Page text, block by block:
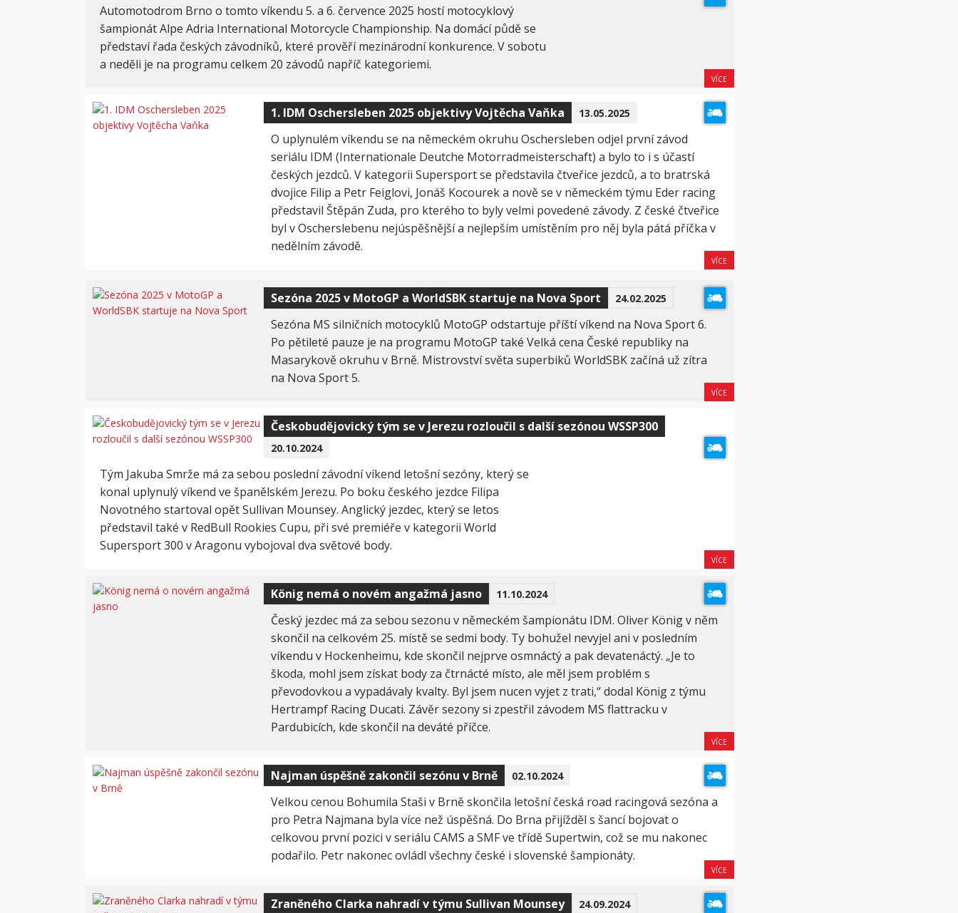
Automotodrom Brno o tomto víkendu 5. a 6. července 2025 hostí motocyklový
šampionát Alpe Adria International Motorcycle Championship. Na domácí půdě se
představí řada českých závodníků, které prověří mezinárodní konkurence. V sobotu
a neděli je na programu celkem 20 závodů napříč kategoriemi.
VÍCE
1. IDM Oschersleben 2025 objektivy Vojtěcha Vaňka 13.05.2025
O uplynulém víkendu se na německém okruhu Oschersleben odjel první závod
seriálu IDM (Internationale Deutche Motorradmeisterschaft) a bylo to i s účastí
českých jezdců. V kategorii Supersport se představila čtveřice jezdců, a to bratrská
dvojice Filip a Petr Feiglovi, Jonáš Kocourek a nově se v německém týmu Eder racing
představil Štěpán Zuda, pro kterého to byly velmi povedené závody. Z české čtveřice
byl v Oscherslebenu nejúspěšnější a nejlepším umístěním pro něj byla pátá příčka v
nedělním závodě.
VÍCE
Sezóna 2025 v MotoGP a WorldSBK startuje na Nova Sport 24.02.2025
Sezóna MS silničních motocyklů MotoGP odstartuje příští víkend na Nova Sport 6.
Po pětileté pauze je na programu MotoGP také Velká cena České republiky na
Masarykově okruhu v Brně. Mistrovství světa superbiků WorldSBK začíná už zítra
na Nova Sport 5.
VÍCE
Českobudějovický tým se v Jerezu rozloučil s další sezónou WSSP300
20.10.2024
Tým Jakuba Smrže má za sebou poslední závodní víkend letošní sezóny, který se
konal uplynulý víkend ve španělském Jerezu. Po boku českého jezdce Filipa
Novotného startoval opět Sullivan Mounsey. Anglický jezdec, který se letos
představil také v RedBull Rookies Cupu, při své premiéře v kategorii World
Supersport 300 v Aragonu vybojoval dva světové body.
VÍCE
König nemá o novém angažmá jasno 11.10.2024
Český jezdec má za sebou sezonu v německém šampionátu IDM. Oliver König v něm
skončil na celkovém 25. místě se sedmi body. Ty bohužel nevyjel ani v posledním
víkendu v Hockenheimu, kde skončil nejprve osmnáctý a pak devatenáctý. „Je to
škoda, mohl jsem získat body za čtrnácté místo, ale měl jsem problém s
převodovkou a vypadávaly kvalty. Byl jsem nucen vyjet z trati,“ dodal König z týmu
Hertrampf Racing Ducati. Závěr sezony si zpestřil závodem MS flattracku v
Pardubicích, kde skončil na deváté příčce.
VÍCE
Najman úspěšně zakončil sezónu v Brně 02.10.2024
Velkou cenou Bohumila Staši v Brně skončila letošní česká road racingová sezóna a
pro Petra Najmana byla více než úspěšná. Do Brna přijížděl s šancí bojovat o
celkovou první pozici v seriálu CAMS a SMF ve třídě Supertwin, což se mu nakonec
podařilo. Petr nakonec ovládl všechny české i slovenské šampionáty.
VÍCE
Zraněného Clarka nahradí v týmu Sullivan Mounsey 24.09.2024